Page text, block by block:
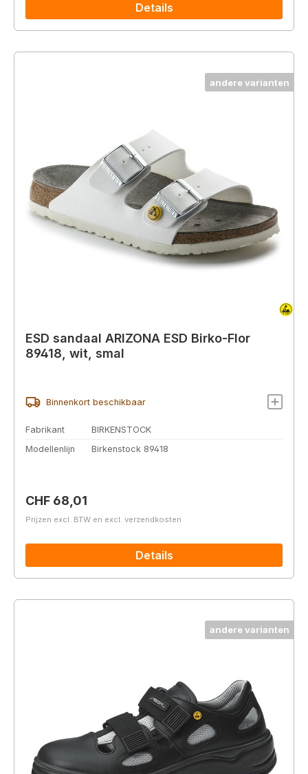
Details
andere varianten
ESD sandaal ARIZONA ESD Birko-Flor
89418, wit, smal
Binnenkort beschikbaar
Fabrikant
BIRKENSTOCK
Modellenlijn
Birkenstock 89418
Normale prijs:
CHF 68,01
Prijzen excl. BTW en excl. verzendkosten
Details
andere varianten